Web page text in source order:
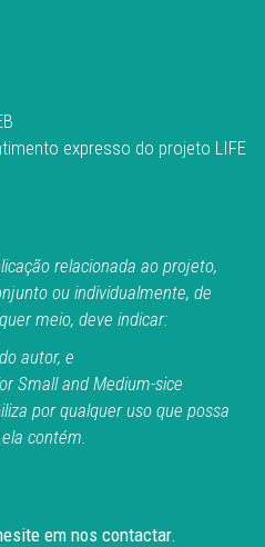
expresso do projeto LIFE
relacionada ao projeto,
ou individualmente, de
meio, deve indicar:
autor, e
Small and Medium-sice
por qualquer uso que possa
contém.
em nos contactar.